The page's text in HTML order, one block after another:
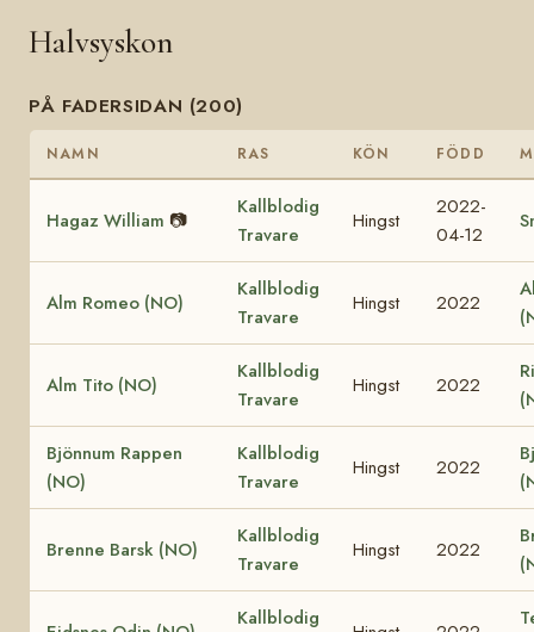
Halvsyskon
PÅ FADERSIDAN (200)
NAMN RAS KÖN FÖDD
Hagaz William 📷
Kallblodig
Travare
Hingst
2022-
04-12
Alm Romeo (NO)
Kallblodig
Travare
Hingst 2022
Alm Tito (NO)
Kallblodig
Travare
Hingst 2022
Bjönnum Rappen
(NO)
Kallblodig
Travare
Hingst 2022
Brenne Barsk (NO)
Kallblodig
Travare
Hingst 2022
Kallblodig